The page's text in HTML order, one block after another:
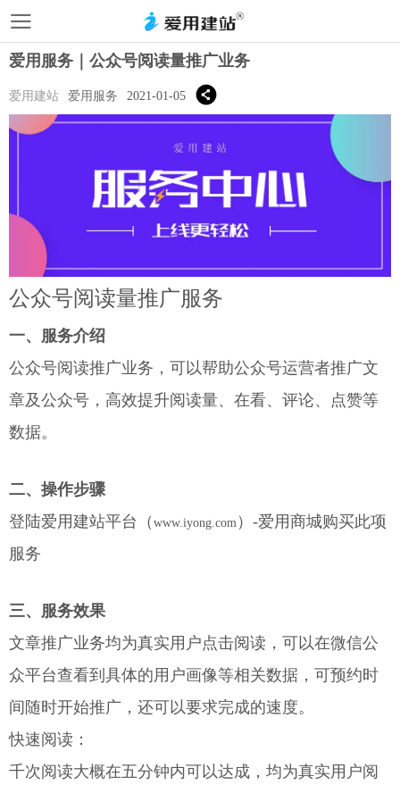
爱用服务｜公众号阅读量推广业务
爱用建站 爱用服务 2021-01-05
公众号阅读量推广服务
一、 服务介绍
公众号阅读推广业务，可以帮助公众号运营者推广文
章及公众号，高效提升阅读量、在看、评论、点赞等
数据。
二、操作步骤
登陆爱用建站平台（ www.iyong.com ）-爱用商城购买此项
服务
三、服务效果
文章推广业务均为真实用户点击阅读，可以在微信公
众平台查看到具体的用户画像等相关数据，可预约时
间随时开始推广，还可以要求完成的速度。
快速阅读：
千次阅读大概在五分钟内可以达成，均为真实用户阅